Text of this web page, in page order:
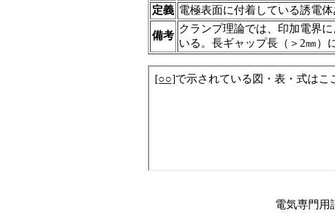
定義 電極表面に付着している誘電
備考
クランプ理論では、印加電界
いる。長ギャップ長（＞2㎜）
電気専門用